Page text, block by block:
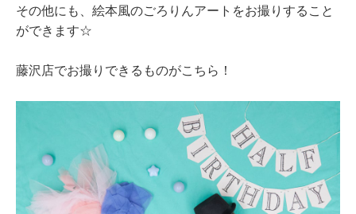
その他にも、絵本風のごろりんアートをお撮りすること
ができます☆
藤沢店でお撮りできるものがこちら！